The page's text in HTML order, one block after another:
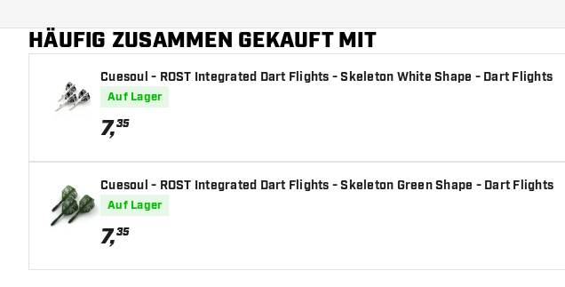
Schaftlänge
HÄUFIG ZUSAMMEN GEKAUFT MIT
Cuesoul - ROST Integrated Dart Flights - Skeleton White Shape - Dart Flights
Auf Lager
7,35
Cuesoul - ROST Integrated Dart Flights - Skeleton Green Shape - Dart Flights
Auf Lager
7,35